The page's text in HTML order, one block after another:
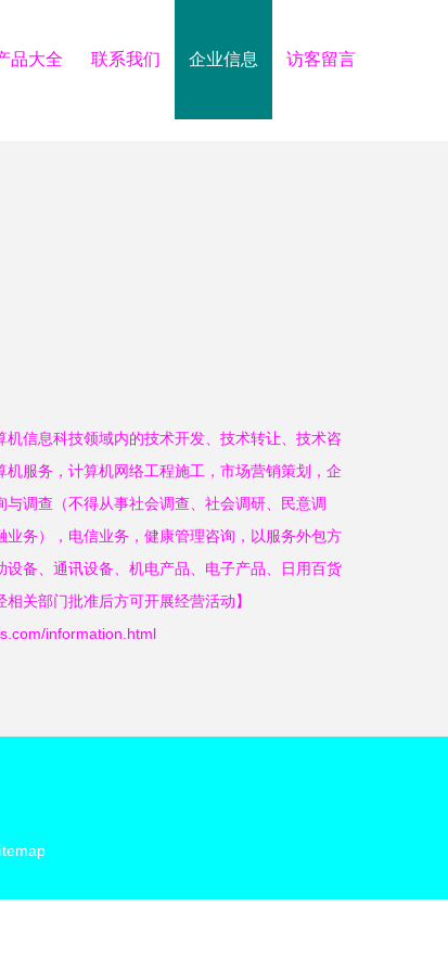
品大全 联系我们 企业信息 访客留言
机信息科技领域内的技术开发、技术转让、技术咨
服务，计算机网络工程施工，市场营销策划，企
调查（不得从事社会调查、社会调研、民意调
务），电信业务，健康管理咨询，以服务外包方
备、通讯设备、机电产品、电子产品、日用百货
关部门批准后方可开展经营活动】
information.html